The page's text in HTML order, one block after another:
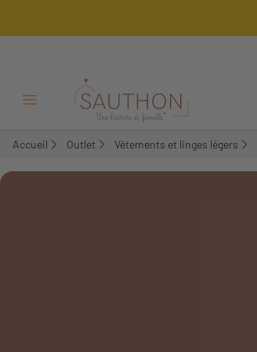
Ouvrir/Fermer menu
Accueil Outlet Vêtements et linges légers